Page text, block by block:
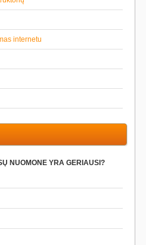
internetu
NUOMONE YRA GERIAUSI?